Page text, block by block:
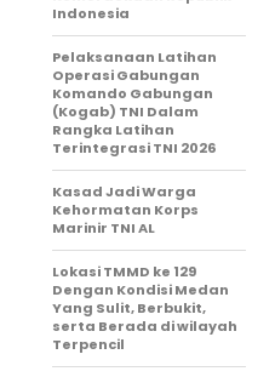
Indonesia
Pelaksanaan Latihan
Operasi Gabungan
Komando Gabungan
(Kogab) TNI Dalam
Rangka Latihan
Terintegrasi TNI 2026
Kasad Jadi Warga
Kehormatan Korps
Marinir TNI AL
Lokasi TMMD ke 129
Dengan Kondisi Medan
Yang Sulit, Berbukit,
serta Berada di wilayah
Terpencil